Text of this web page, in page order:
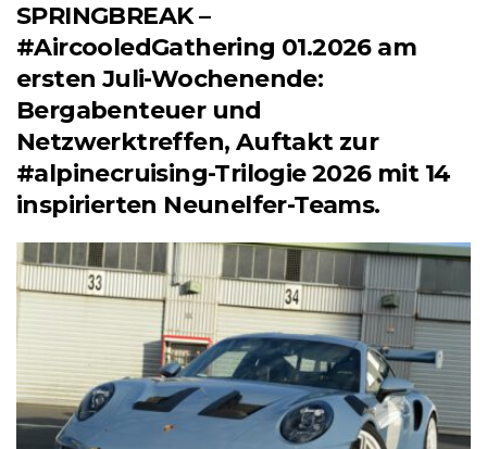
SPRINGBREAK –
#AircooledGathering 01.2026 am
ersten Juli-Wochenende:
Bergabenteuer und
Netzwerktreffen, Auftakt zur
#alpinecruising-Trilogie 2026 mit 14
inspirierten Neunelfer-Teams.